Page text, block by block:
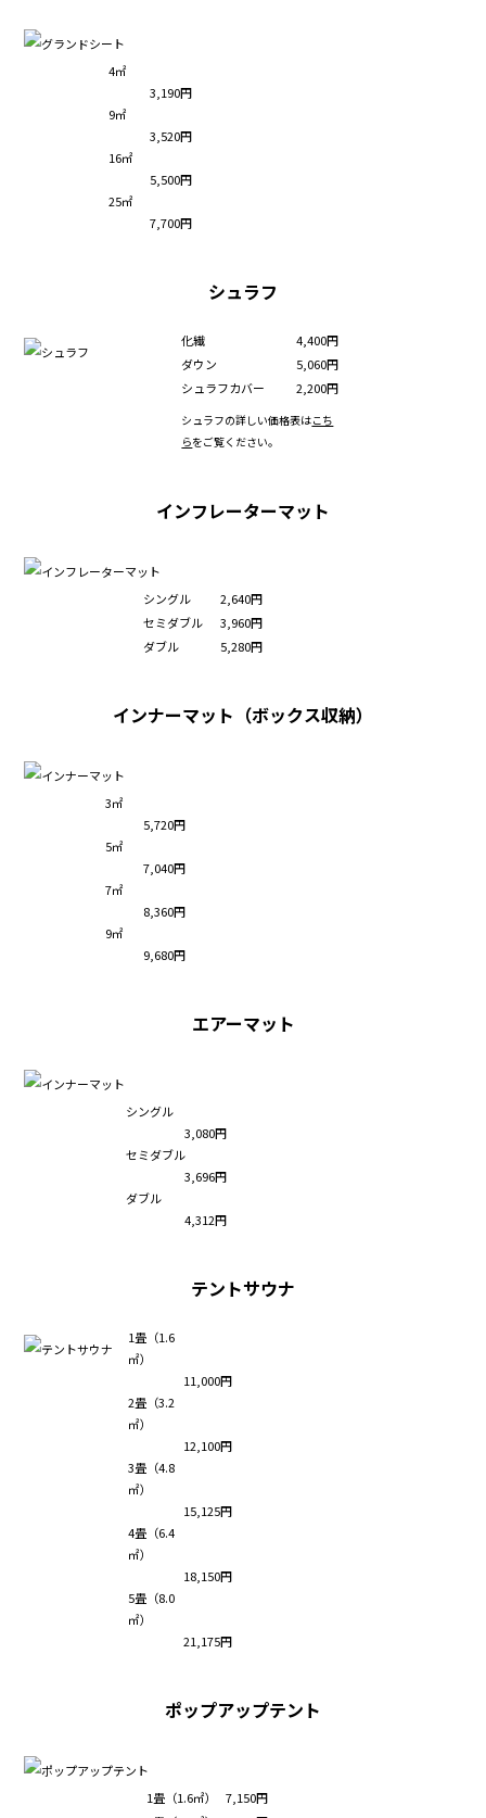
4㎡
3,190円
9㎡
3,520円
16㎡
5,500円
25㎡
7,700円
シュラフ
化繊
4,400円
ダウン
5,060円
シュラフカバー
2,200円
シュラフの詳しい価格表はこち
らをご覧ください。
インフレーターマット
シングル
2,640円
セミダブル
3,960円
ダブル
5,280円
インナーマット（ボックス収納）
3㎡
5,720円
5㎡
7,040円
7㎡
8,360円
9㎡
9,680円
エアーマット
シングル
3,080円
セミダブル
3,696円
ダブル
4,312円
テントサウナ
1畳（1.6
㎡）
11,000円
2畳（3.2
㎡）
12,100円
3畳（4.8
㎡）
15,125円
4畳（6.4
㎡）
18,150円
5畳（8.0
㎡）
21,175円
ポップアップテント
1畳（1.6㎡）
7,150円